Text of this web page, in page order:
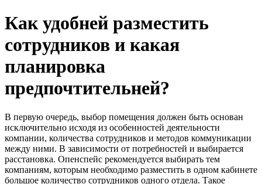
Как удобней разместить
сотрудников и какая
планировка
предпочтительней?
В первую очередь, выбор помещения должен быть основан
исключительно исходя из особенностей деятельности
компании, количества сотрудников и методов коммуникации
между ними. В зависимости от потребностей и выбирается
расстановка. Опенспейс рекомендуется выбирать тем
компаниям, которым необходимо разместить в одном кабинете
большое количество сотрудников одного отдела. Такое